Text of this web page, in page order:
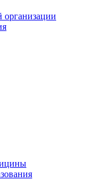
организации